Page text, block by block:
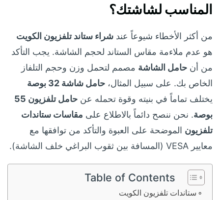
المناسب لشاشتك؟
من أكثر الأخطاء شيوعاً عند شراء ستاند تلفزيون الكويت
هو عدم ملاءمة مقاس الستاند لحجم الشاشة. يجب التأكد
من أن حامل الشاشة مصمم لتحمل وزن وحجم التلفاز
الخاص بك. على سبيل المثال، حامل شاشة 32 بوصة
يختلف تماماً في بنيته وقوة تحمله عن
حامل تلفزيون 55
بوصة. نحن ننصح دائماً بالاطلاع على مقاسات ستاندات
تلفزيون الموضحة على العبوة والتأكد من توافقها مع
معايير VESA (المسافة بين ثقوب البراغي خلف الشاشة).
Table of Contents
ستاندات تلفزيون الكويت